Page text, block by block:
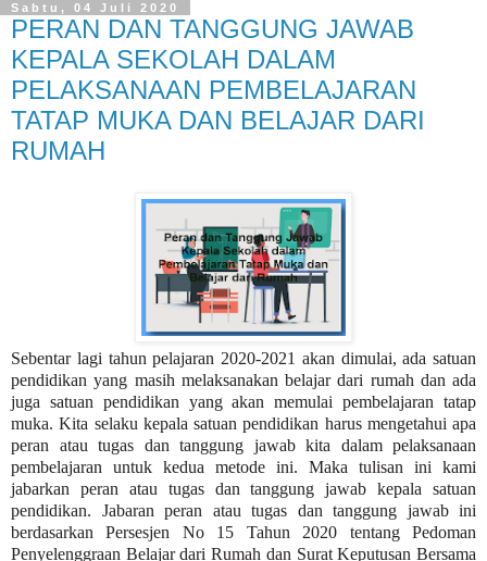
Sabtu, 04 Juli 2020
PERAN DAN TANGGUNG JAWAB
KEPALA SEKOLAH DALAM
PELAKSANAAN PEMBELAJARAN
TATAP MUKA DAN BELAJAR DARI
RUMAH
Sebentar lagi tahun pelajaran 2020-2021 akan dimulai, ada satuan
pendidikan yang masih melaksanakan belajar dari rumah dan ada
juga satuan pendidikan yang akan memulai pembelajaran tatap
muka. Kita selaku kepala satuan pendidikan harus mengetahui apa
peran atau tugas dan tanggung jawab kita dalam pelaksanaan
pembelajaran untuk kedua metode ini. Maka tulisan ini kami
jabarkan peran atau tugas dan tanggung jawab kepala satuan
pendidikan. Jabaran peran atau tugas dan tanggung jawab ini
berdasarkan Persesjen No 15 Tahun 2020 tentang Pedoman
Penyelenggraan Belajar dari Rumah dan Surat Keputusan Bersama